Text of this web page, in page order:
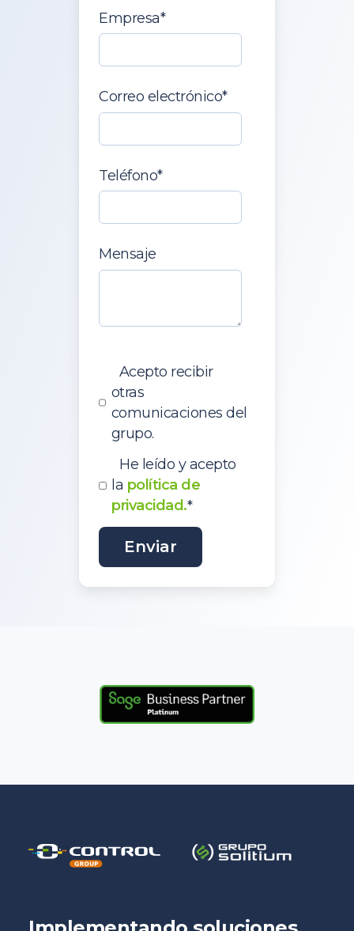
Empresa*
Correo electrónico*
Teléfono*
Mensaje
Acepto recibir
otras
comunicaciones del
grupo.
He leído y acepto
la política de
privacidad.*